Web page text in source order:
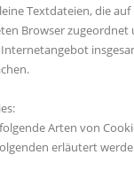
Textdateien, die
Browser zugeordnet
Internetangebot
Arten von
erläutert